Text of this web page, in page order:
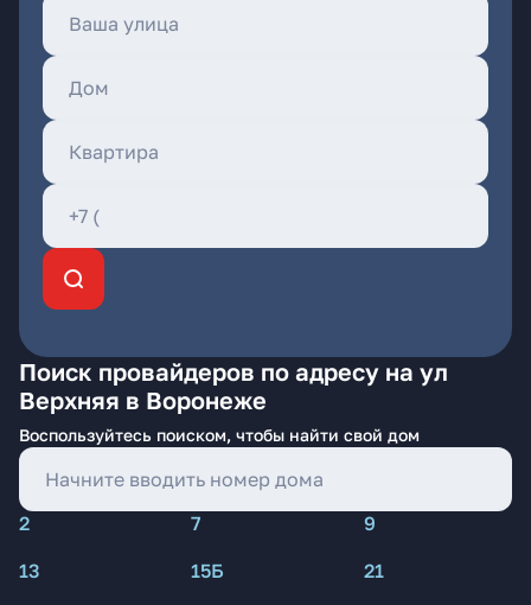
Поиск провайдеров по адресу на ул
Верхняя в Воронеже
Воспользуйтесь поиском, чтобы найти свой дом
2 7
9
13
15Б
21